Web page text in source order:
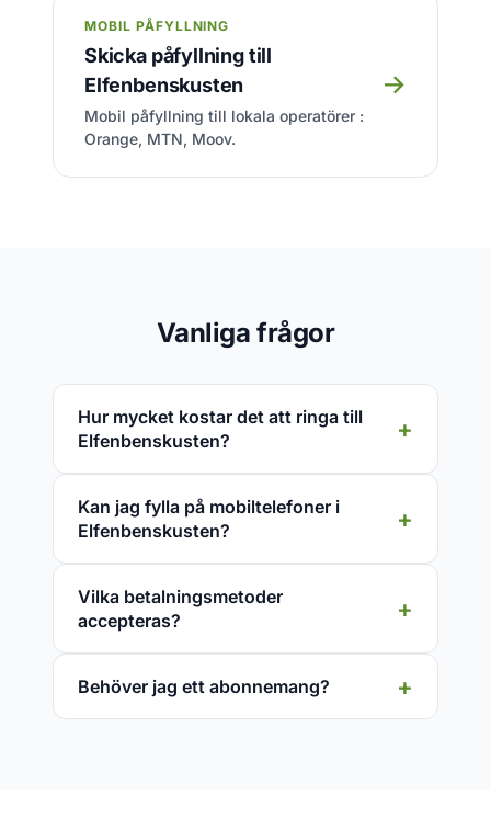
MOBIL PÅFYLLNING
Skicka påfyllning till
Elfenbenskusten
Mobil påfyllning till lokala operatörer :
Orange, MTN, Moov.
→
Vanliga frågor
Hur mycket kostar det att ringa till
Elfenbenskusten?
Kan jag fylla på mobiltelefoner i
Elfenbenskusten?
Vilka betalningsmetoder
accepteras?
Behöver jag ett abonnemang?